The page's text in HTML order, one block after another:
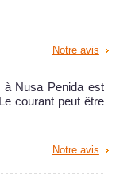
Notre avis
à Nusa Penida est
courant peut être
Notre avis